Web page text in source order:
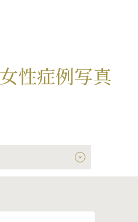
性症例写真